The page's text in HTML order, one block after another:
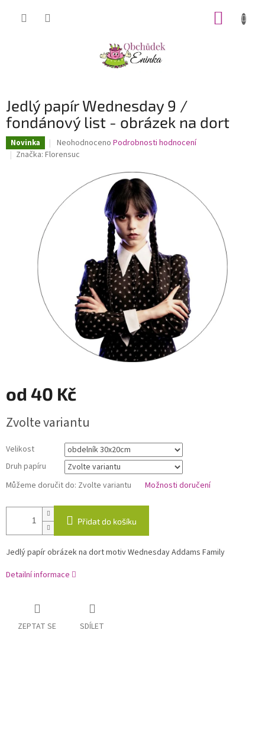
Jedlý papír Wednesday 9 /
fondánový list - obrázek na dort
Novinka
Průměrné
hodnocení
5
Neohodnoceno Podrobnosti hodnocení
Značka: Florensuc
od 40 Kč
cena:
Zvolte variantu
Velikost
Druh papíru
Můžeme doručit do: Zvolte variantu Možnosti doručení
Přidat do košíku
Jedlý papír obrázek na dort motiv Wednesday Addams Family
Detailní informace
ZEPTAT SE SDÍLET